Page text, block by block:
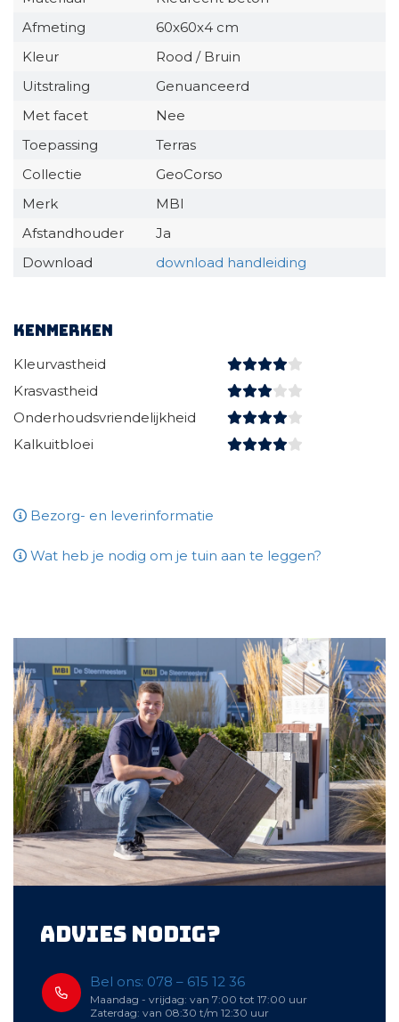
Afmeting
60x60x4 cm
Kleur
Rood / Bruin
Uitstraling
Genuanceerd
Met facet
Nee
Toepassing
Terras
Collectie
GeoCorso
Merk
MBI
Afstandhouder
Ja
Download
download handleiding
Kenmerken
Kleurvastheid
Krasvastheid
Onderhoudsvriendelijkheid
Kalkuitbloei
Bezorg- en leverinformatie
Wat heb je nodig om je tuin aan te leggen?
Advies nodig?
Bel ons: 078 – 615 12 36
Maandag - vrijdag: van 7:00 tot 17:00 uur
Zaterdag: van 08:30 t/m 12:30 uur